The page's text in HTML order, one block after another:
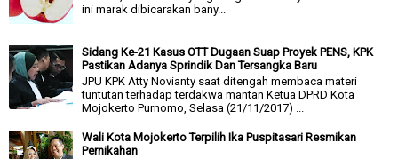
ini marak dibicarakan bany...
Sidang Ke-21 Kasus OTT Dugaan Suap Proyek PENS, KPK
Pastikan Adanya Sprindik Dan Tersangka Baru
JPU KPK Atty Novianty saat ditengah membaca materi
tuntutan terhadap terdakwa mantan Ketua DPRD Kota
Mojokerto Purnomo, Selasa (21/11/2017) ...
Wali Kota Mojokerto Terpilih Ika Puspitasari Resmikan
Pernikahan